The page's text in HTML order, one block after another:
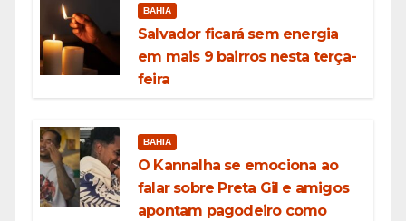
BAHIA
Salvador ficará sem energia
em mais 9 bairros nesta terça-
feira
BAHIA
O Kannalha se emociona ao
falar sobre Preta Gil e amigos
apontam pagodeiro como